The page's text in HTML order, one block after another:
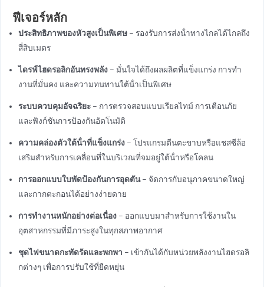
ฟีเจอร์หลัก
ประสิทธิภาพของหัวสูงเป็นพิเศษ – รองรับการส่งน้ําทางไกลได้ไกลถึง
สี่สิบเมตร
ไดรฟ์ไฮดรอลิกอันทรงพลัง – มั่นใจได้ถึงผลผลิตที่แข็งแกร่ง การทํา
งานที่มั่นคง และความทนทานใต้น้ําเป็นพิเศษ
ระบบควบคุมอัจฉริยะ – การตรวจสอบแบบเรียลไทม์ การเตือนภัย
และฟังก์ชันการป้องกันอัตโนมัติ
ความคล่องตัวใต้น้ําที่แข็งแกร่ง – โปรแกรมตีนตะขาบหรือแชสซีล้อ
เสริมสําหรับการเคลื่อนที่ในบริเวณที่จมอยู่ใต้น้ําหรือโคลน
การออกแบบใบพัดป้องกันการอุดตัน– จัดการกับอนุภาคขนาดใหญ่
และกากตะกอนได้อย่างง่ายดาย
การทํางานหนักอย่างต่อเนื่อง – ออกแบบมาสําหรับการใช้งานใน
อุตสาหกรรมที่มีภาระสูงในทุกสภาพอากาศ
ชุดไฟขนาดกะทัดรัดและพกพา – เข้ากันได้กับหน่วยพลังงานไฮดรอลิ
กต่างๆ เพื่อการปรับใช้ที่ยืดหยุ่น